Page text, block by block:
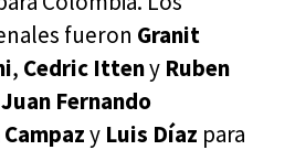
fueron Granit
, Cedric Itteny Ruben
Juan Fernando
y Luis Díaz para